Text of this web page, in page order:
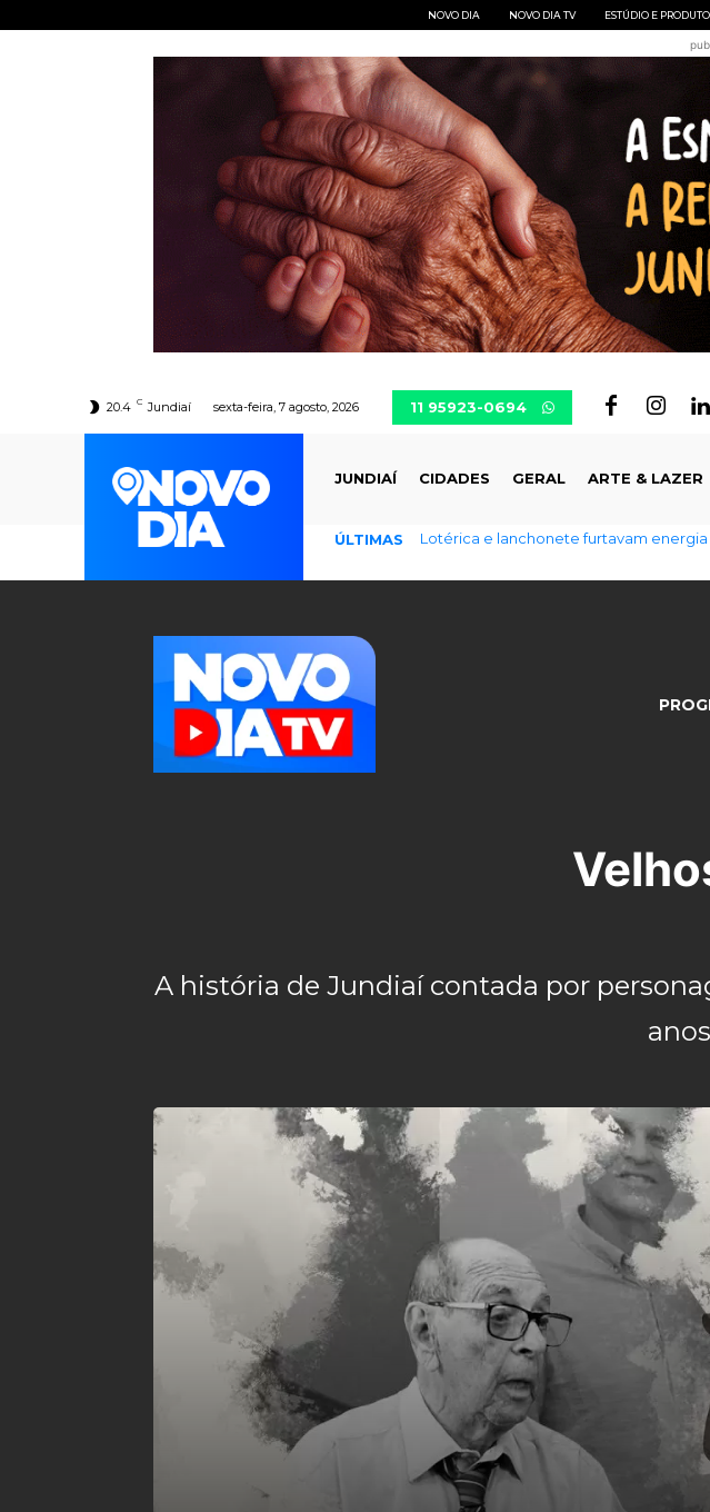
NOVO DIA NOVO DIA TV ESTÚDIO E
20.4 C Jundiaí sexta-feira, 7 agosto, 2026 11 95923-0694
JUNDIAÍ CIDADES GERAL ARTE & LAZER
ÚLTIMAS 77% temem aumento no preço dos
A história de Jundiaí contada por